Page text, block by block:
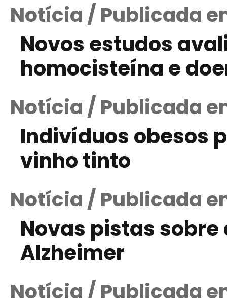
Notícia / Publicada
Novos estudos
homocisteína e
Notícia / Publicada
Indivíduos obesos
vinho tinto
Notícia / Publicada
Novas pistas
Alzheimer
Notícia / Publicada